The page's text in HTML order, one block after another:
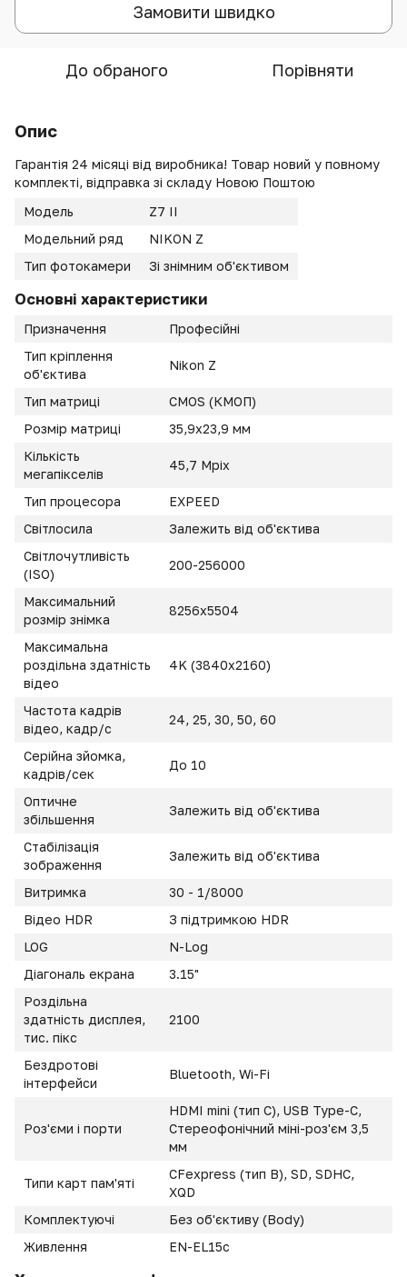
Замовити швидко
До обраного Порівняти
Опис
Гарантія 24 місяці від виробника! Товар новий у повному
комплекті, відправка зі складу Новою Поштою
Модель
Z7 II
Модельний ряд
NIKON Z
Тип фотокамери
Зі знімним об'єктивом
Основні характеристики
Призначення
Професійні
Тип кріплення
об'єктива
Nikon Z
Тип матриці
CMOS (КМОП)
Розмір матриці
35,9x23,9 мм
Кількість
мегапікселів
45,7 Mpix
Тип процесора
EXPEED
Світлосила
Залежить від об'єктива
Світлочутливість
(ISO)
200-256000
Максимальний
розмір знімка
8256x5504
Максимальна
роздільна здатність
відео
4K (3840x2160)
Частота кадрів
відео, кадр/с
24, 25, 30, 50, 60
Серійна зйомка,
кадрів/сек
До 10
Оптичне
збільшення
Залежить від об'єктива
Стабілізація
зображення
Залежить від об'єктива
Витримка
30 - 1/8000
Відео HDR
З підтримкою HDR
LOG
N-Log
Діагональ екрана
3.15"
Роздільна
здатність дисплея,
тис. пікс
2100
Бездротові
інтерфейси
Bluetooth, Wi-Fi
Роз'єми і порти
HDMI mini (тип С), USB Type-C,
Стереофонічний міні-роз'єм 3,5
мм
Типи карт пам'яті
CFexpress (тип B), SD, SDHC,
XQD
Комплектуючі
Без об'єктиву (Body)
Живлення
EN-EL15c